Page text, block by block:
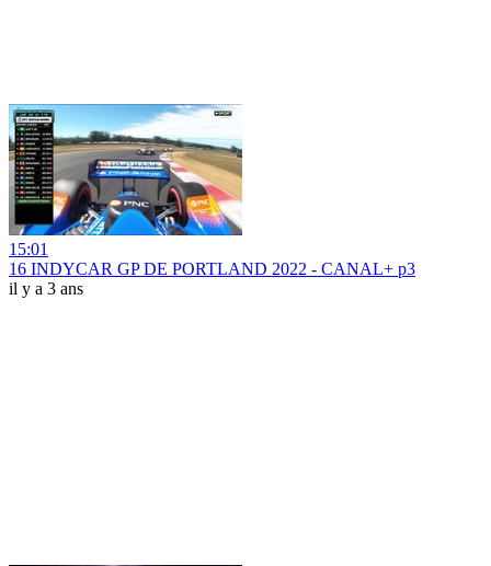
15:01
16 INDYCAR GP DE PORTLAND 2022 - CANAL+ p3
il y a 3 ans